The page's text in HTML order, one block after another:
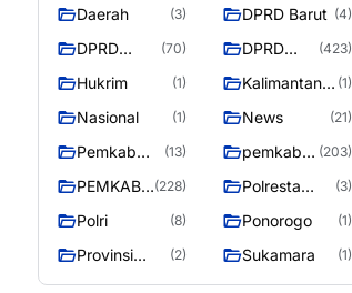
Daerah (3) DPRD Barut (4)
DPRD
Raya
(70)
DPRD
RAYA
(423)
Hukrim (1)
Kalimantan
(1)
Nasional (1) News (21)
Pemkab
(13)
pemkab
raya
(203)
PEMKAB
RAYA
(228)
Polresta
Raya
(3)
Polri (8) Ponorogo (1)
Provinsi
(2) Sukamara (1)